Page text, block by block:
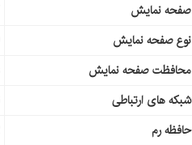
صفحه نمایش
نوع صفحه نمایش
محافظت صفحه نمایش
شبکه های ارتباطی
حافظه رم